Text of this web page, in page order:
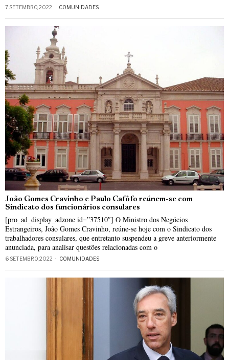
7 SETEMBRO, 2022 COMUNIDADES
João Gomes Cravinho e Paulo Cafôfo reúnem-se com
Sindicato dos funcionários consulares
[pro_ad_display_adzone id=”37510″] O Ministro dos Negócios
Estrangeiros, João Gomes Cravinho, reúne-se hoje com o Sindicato dos
trabalhadores consulares, que entretanto suspendeu a greve anteriormente
anunciada, para analisar questões relacionadas com o
6 SETEMBRO, 2022 COMUNIDADES